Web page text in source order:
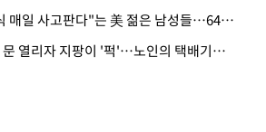
· "주식 매일 사고판다"는 美 젊은 남성들…64%가 "나는 인생의 패배자“
· 엘베 문 열리자 지팡이 '퍽'…노인의 택배기사 폭행 이유